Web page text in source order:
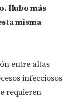
Hubo más
misma
entre altas
infecciosos
requieren